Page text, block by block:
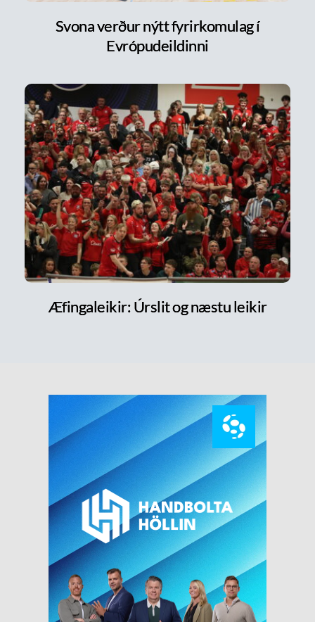
Svona verður nýtt fyrirkomulag í
Evrópudeildinni
Æfingaleikir: Úrslit og næstu leikir